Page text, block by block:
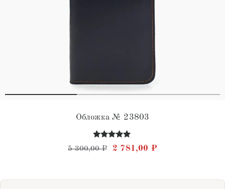
Обложка № 23803
Оценка
4.84
5 300,00₽ Первоначальная цена
2 781,00 ₽Текущая цена: